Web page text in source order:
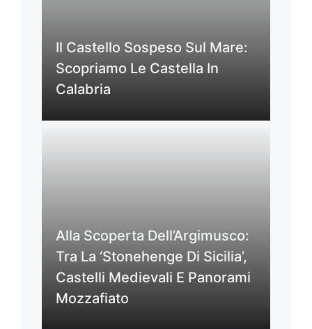
Il Castello Sospeso Sul Mare:
Scopriamo Le Castella In
Calabria
Alla Scoperta Dell’Argimusco:
Tra La ‘Stonehenge Di Sicilia’,
Castelli Medievali E Panorami
Mozzafiato